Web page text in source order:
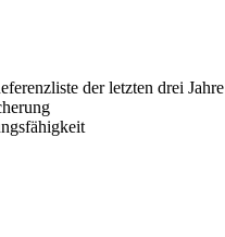
der letzten drei Jahre